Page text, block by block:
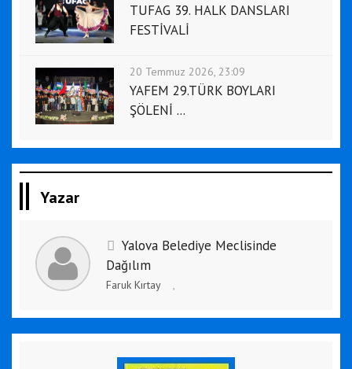
TUFAG 39. HALK DANSLARI
FESTİVALİ
20 Temmuz 2026, 23:09
YAFEM 29.TÜRK BOYLARI
ŞÖLENİ ...
Yazar
Yalova Belediye Meclisinde
Dağılım
Faruk Kırtay ,